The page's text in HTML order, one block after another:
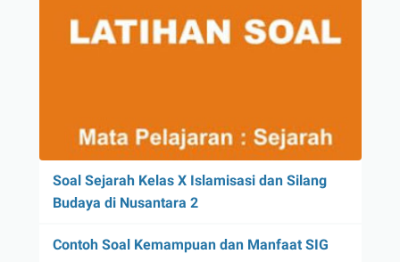
Soal Sejarah Kelas X Islamisasi dan Silang
Budaya di Nusantara 2
Contoh Soal Kemampuan dan Manfaat SIG